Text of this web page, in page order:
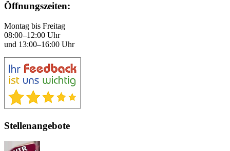
Öffnungszeiten:
Montag bis Freitag
08:00–12:00 Uhr
und 13:00–16:00 Uhr
Stellenangebote